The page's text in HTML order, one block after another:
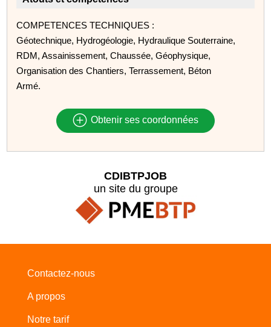
COMPETENCES TECHNIQUES :
Géotechnique, Hydrogéologie, Hydraulique Souterraine,
RDM, Assainissement, Chaussée, Géophysique,
Organisation des Chantiers, Terrassement, Béton
Armé.
Obtenir ses coordonnées
CDIBTPJOB
un site du groupe
Contactez-nous
A propos
Notre tarif